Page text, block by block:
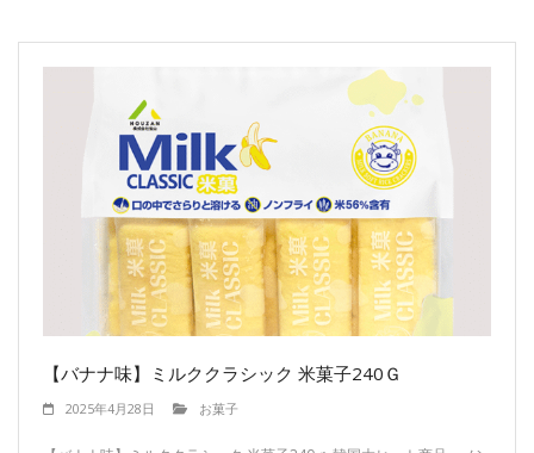
【バナナ味】ミルククラシック 米菓子240Ｇ
2025年4月28日 お菓子